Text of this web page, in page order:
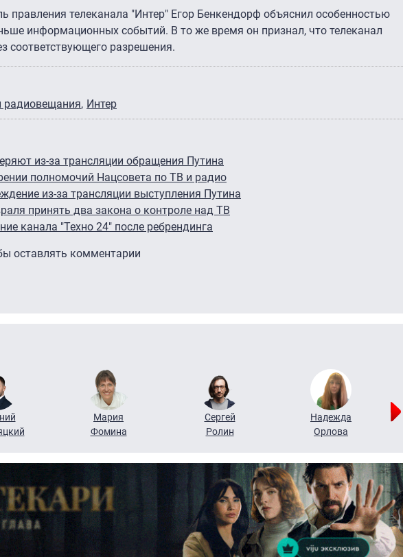
правления телеканала "Интер" Егор Бенкендорф объяснил особенностью
информационных событий. В то же время он признал, что телеканал
соответствующего разрешения.
радиовещания Интер
из-за трансляции обращения Путина
полномочий Нацсовета по ТВ и радио
из-за трансляции выступления Путина
принять два закона о контроле над ТВ
канала "Техно 24" после ребрендинга
оставлять комментарии
Мария
Фомина
Сергей
Ролин
Надежда
Орлова